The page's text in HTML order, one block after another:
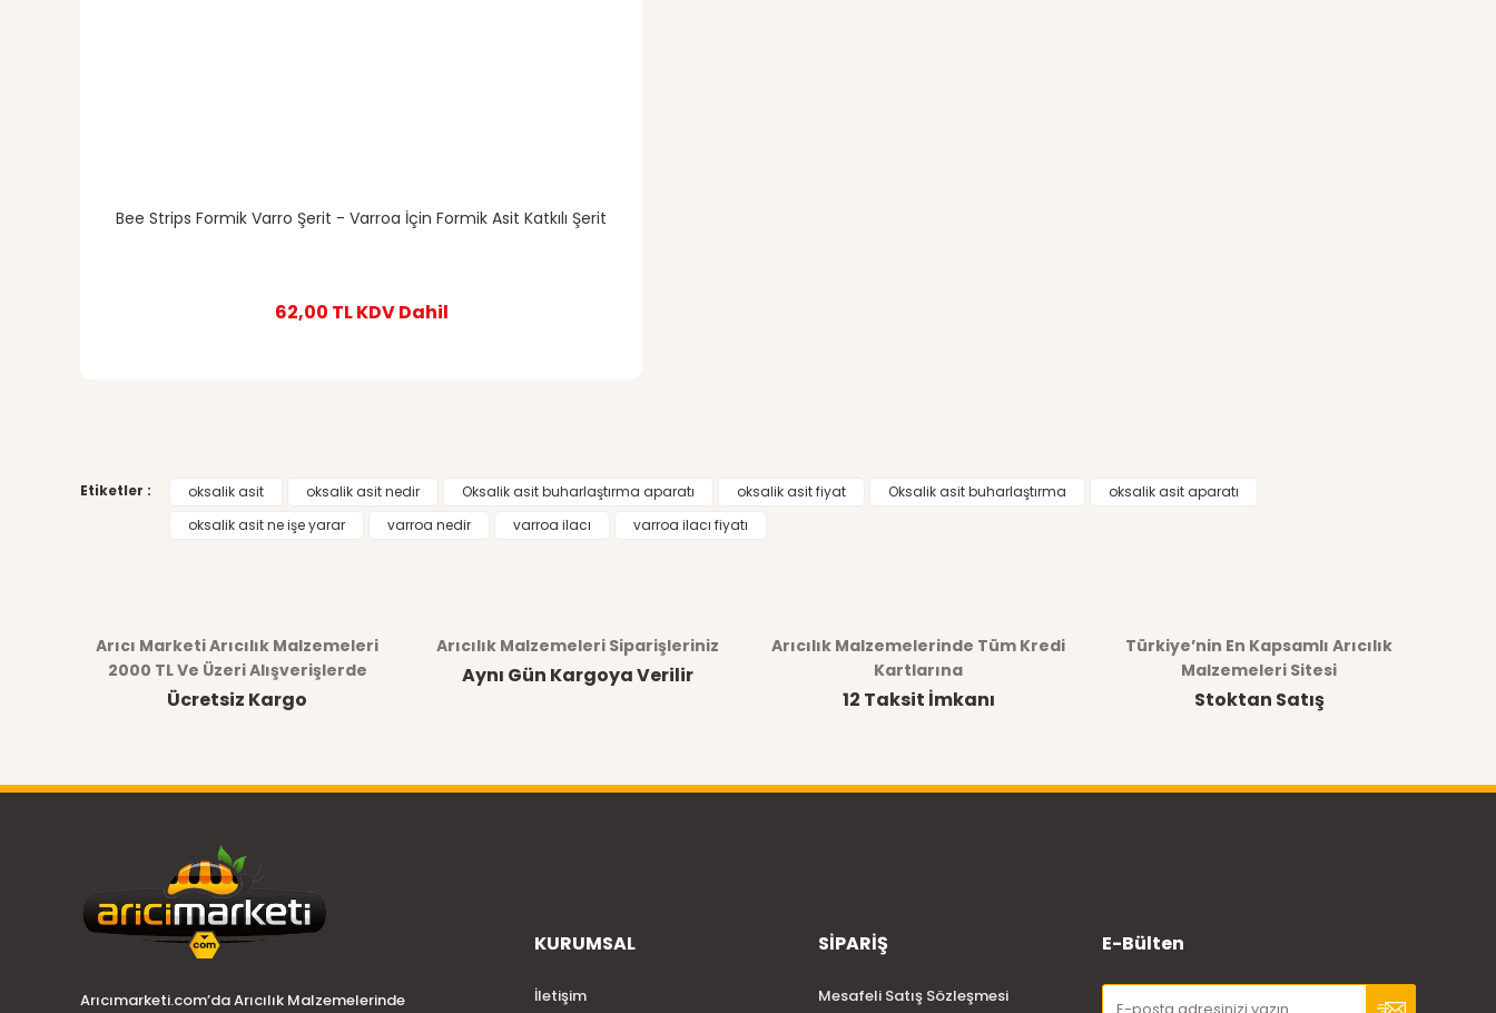
Bee Strips Formik Varro Şerit - Varroa İçin Formik Asit Katkılı Şerit
62,00 TLKDV Dahil
Etiketler : oksalik asit oksalik asit nedir Oksalik asit buharlaştırma aparatı oksalik asit fiyat Oksalik asit buharlaştırma
oksalik asit aparatı
oksalik asit ne işe yarar
varroa nedir varroa ilacı varroa ilacı fiyatı
Arıcı Marketi Arıcılık Malzemeleri
2000 TL Ve Üzeri Alışverişlerde
Ücretsiz Kargo
Arıcılık Malzemeleri Siparişleriniz
Aynı Gün Kargoya Verilir
Arıcılık Malzemelerinde Tüm Kredi
Kartlarına
12 Taksit İmkanı
Türkiye’nin En Kapsamlı Arıcılık
Malzemeleri Sitesi
Stoktan Satış
Arıcımarketi.com’da Arıcılık Malzemelerinde
KURUMSAL
İletişim
SİPARİŞ
Mesafeli Satış Sözleşmesi
E-Bülten